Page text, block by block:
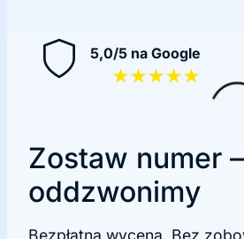
5,0/5 na Google
★★★★★
Zostaw numer –
oddzwonimy
Bezpłatna wycena. Bez